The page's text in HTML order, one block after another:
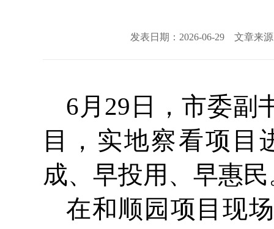
发表日期：2026-06-29 文章来
6月29日，市委副
目，实地察看项目
成、早投用、早惠
在和顺园项目现